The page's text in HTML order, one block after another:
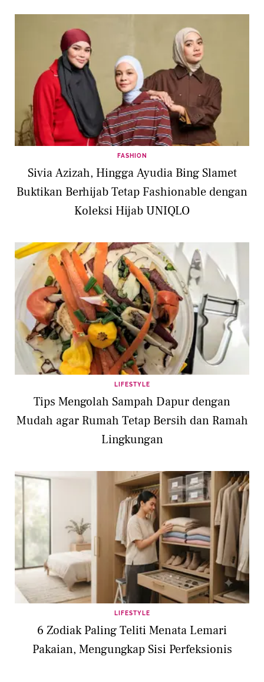
FASHION
Sivia Azizah, Hingga Ayudia Bing Slamet
Buktikan Berhijab Tetap Fashionable dengan
Koleksi Hijab UNIQLO
LIFESTYLE
Tips Mengolah Sampah Dapur dengan
Mudah agar Rumah Tetap Bersih dan Ramah
Lingkungan
LIFESTYLE
6 Zodiak Paling Teliti Menata Lemari
Pakaian, Mengungkap Sisi Perfeksionis